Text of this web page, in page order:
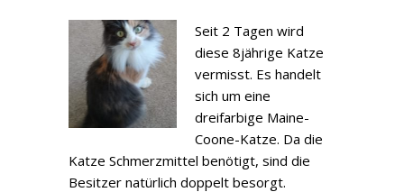
Seit 2 Tagen wird
diese 8jährige Katze
vermisst. Es handelt
sich um eine
dreifarbige Maine-
Coone-Katze. Da die
Katze Schmerzmittel benötigt, sind die
Besitzer natürlich doppelt besorgt.